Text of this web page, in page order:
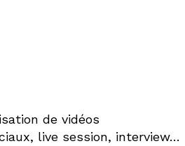
de vidéos
live session, interview…